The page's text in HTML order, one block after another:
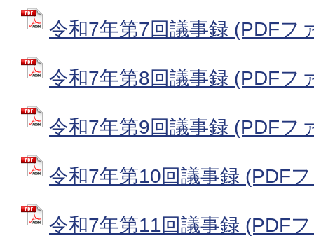
令和7年第7回議事録 (PDFフ
令和7年第8回議事録 (PDFフ
令和7年第9回議事録 (PDFフ
令和7年第10回議事録 (PDF
令和7年第11回議事録 (PDF